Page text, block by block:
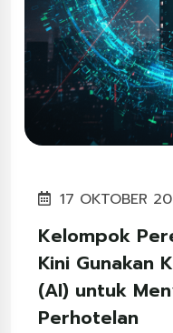
17 OKTOBER
Kelompok
Kini Gunakan
(AI) untuk
Perhotelan